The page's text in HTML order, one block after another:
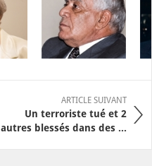
ARTICLE SUIVANT
Un terroriste tué et 2
autres blessés dans des ...